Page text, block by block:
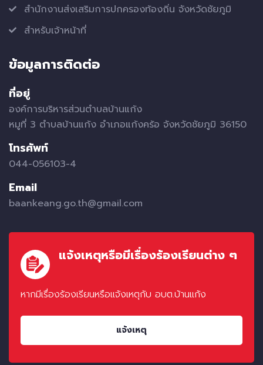
สำนักงานส่งเสริมการปกครองท้องถิ่น จังหวัดชัยภูมิ
สำหรับเจ้าหน้าที่
ข้อมูลการติดต่อ
ที่อยู่
องค์การบริหารส่วนตำบลบ้านแก้ง
หมูที่ 3 ตำบลบ้านแก้ง อำเภอแก้งคร้อ จังหวัดชัยภูมิ 36150
โทรศัพท์
044-056103-4
Email
baankeang.go.th@gmail.com
แจ้งเหตุหรือมีเรื่องร้องเรียนต่าง ๆ
หากมีเรื่องร้องเรียนหรือแจ้งเหตุกับ อบต.บ้านแก้ง
แจ้งเหตุ